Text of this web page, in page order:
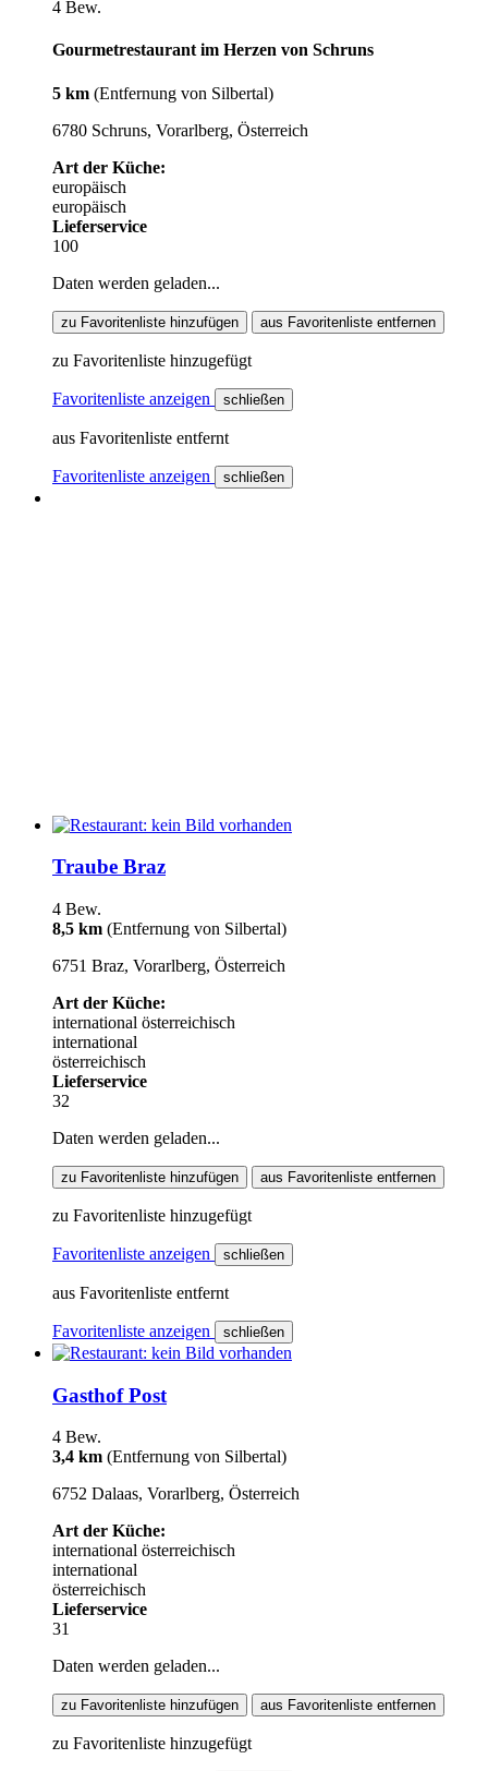
4 Bew.
Gourmetrestaurant im Herzen von Schruns
5 km (Entfernung von Silbertal)
6780 Schruns, Vorarlberg, Österreich
Art der Küche:
europäisch
europäisch
Lieferservice
100
Daten werden geladen...
zu Favoritenliste hinzufügen aus Favoritenliste entfernen
zu Favoritenliste hinzugefügt
Favoritenliste anzeigen schließen
aus Favoritenliste entfernt
Favoritenliste anzeigen schließen
Traube Braz
4 Bew.
8,5 km (Entfernung von Silbertal)
6751 Braz, Vorarlberg, Österreich
Art der Küche:
international österreichisch
international
österreichisch
Lieferservice
32
Daten werden geladen...
zu Favoritenliste hinzufügen aus Favoritenliste entfernen
zu Favoritenliste hinzugefügt
Favoritenliste anzeigen schließen
aus Favoritenliste entfernt
Favoritenliste anzeigen schließen
Gasthof Post
4 Bew.
3,4 km (Entfernung von Silbertal)
6752 Dalaas, Vorarlberg, Österreich
Art der Küche:
international österreichisch
international
österreichisch
Lieferservice
31
Daten werden geladen...
zu Favoritenliste hinzufügen aus Favoritenliste entfernen
zu Favoritenliste hinzugefügt